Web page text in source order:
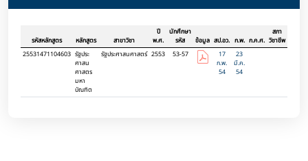
รหัสหลักสูตร หลักสูตร สาขาวิชา
ปี
พ.ศ.
นักศึกษา
รหัส
ข้อมูล สป.อว. ก.พ. ก.ค.ศ.
สภา
วิชาชีพ
25531471104603 รัฐประ
ศาสน
ศาสตร
มหา
บัณฑิต
รัฐประศาสนศาสตร์ 2553 53-57
17
ก.พ.
54
23
มี.ค.
54